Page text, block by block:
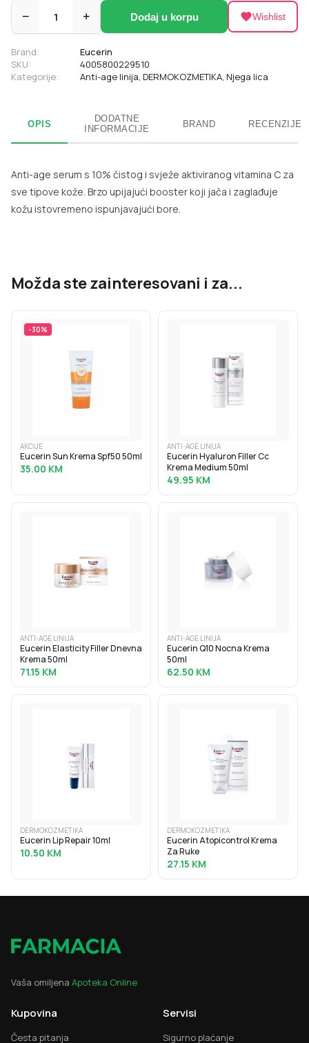
− 1 + Dodaj u korpu Wishlist
Brand:
Eucerin
SKU:
4005800229510
Kategorije:
Anti-age linija, DERMOKOZMETIKA, Njega lica
OPIS
DODATNE
INFORMACIJE
BRAND RECENZIJE
Anti-age serum s 10% čistog i svježe aktiviranog vitamina C za
sve tipove kože. Brzo upijajući booster koji jača i zaglađuje
kožu istovremeno ispunjavajući bore.
Možda ste zainteresovani i za...
-30%
AKCIJE
Eucerin Sun Krema Spf50 50ml
35.00 KM
ANTI-AGE LINIJA
Eucerin Hyaluron Filler Cc
Krema Medium 50ml
49.95 KM
ANTI-AGE LINIJA
Eucerin Elasticity Filler Dnevna
Krema 50ml
71.15 KM
ANTI-AGE LINIJA
Eucerin Q10 Nocna Krema
50ml
62.50 KM
DERMOKOZMETIKA
Eucerin Lip Repair 10ml
10.50 KM
DERMOKOZMETIKA
Eucerin Atopicontrol Krema
Za Ruke
27.15 KM
Vaša omiljena Apoteka Online
Kupovina
Česta pitanja
Servisi
Sigurno plaćanje